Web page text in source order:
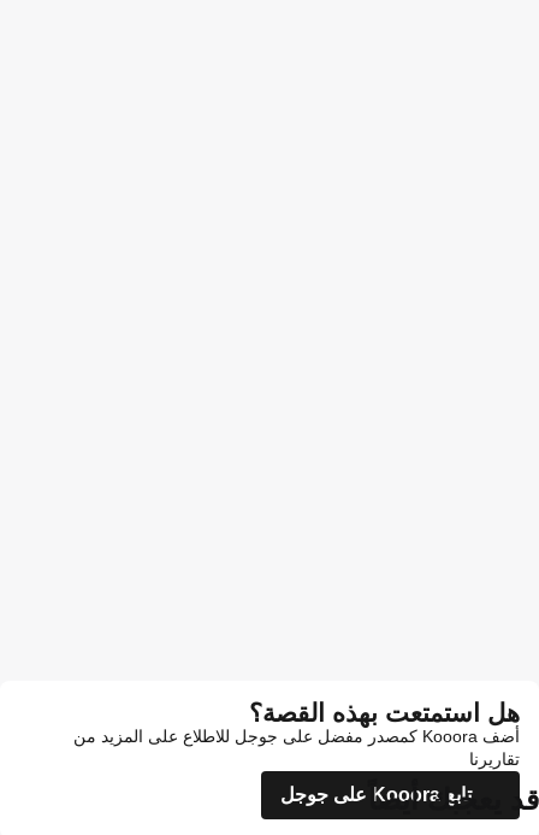
هل استمتعت بهذه القصة؟
أضف Kooora كمصدر مفضل على جوجل للاطلاع على المزيد من
تقاريرنا
تابع Kooora على جوجل
قد يعجبك أيضاً